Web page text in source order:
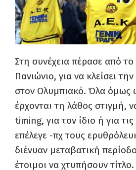
Στη συνέχεια πέρασε από
Πανιώνιο, για να κλείσει
στον Ολυμπιακό. Όλα όμως
έρχονται τη λάθος στιγμή,
timing, για τον ίδιο ή για
επέλεγε -πχ τους
διένυαν μεταβατική
έτοιμοι να χτυπήσουν